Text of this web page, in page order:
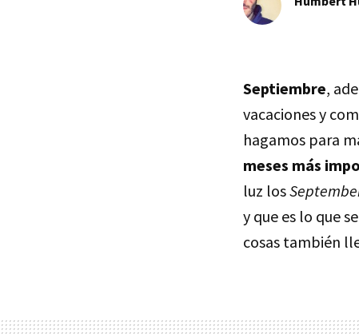
Septiembre,
vacaciones y
hagamos para
meses más
luz los
y que es lo que
cosas también